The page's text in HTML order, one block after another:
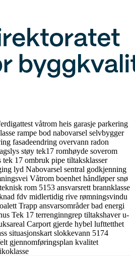
våtrom heis garasje parkering
rampe bod nabovarsel selvbygger
fasadeendring overvann radon
støy tek17 romhøyde soverom
tek 17 ombruk pipe tiltaksklasser
lyd Nabovarsel sentral godkjenning
Våtrom boenhet håndløpersnø
teknisk rom 5153 ansvarsrett brannklasse
fdv midlertidig rive rømningsvindu
Trapp ansvarsområderbad energi
Tek 17 terrenginngrep tiltakshaveru-
Carport gjerde hybel lufttetthet
situasjonskart slokkevann 5174
gjennomføringsplan kvalitet